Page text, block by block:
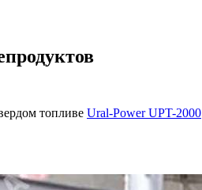
топливе Ural-Power UPT-2000